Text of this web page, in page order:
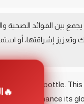
بين الفوائد الصحية
إشراقتها، أو
in a single bottle.
and enhance its